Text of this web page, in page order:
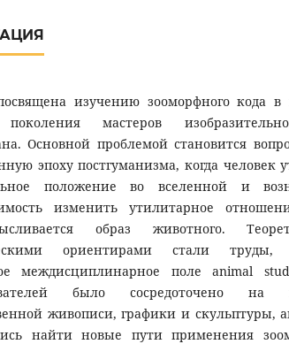
изучению зооморфного кода в
мастеров
Основной проблемой становится
эпоху постгуманизма, когда человек
положение во вселенной и
изменить утилитарное
образ животного.
ориентирами стали труды,
междисциплинарное поле animal
было сосредоточено на
живописи, графики и скульптуры,
найти новые пути применения